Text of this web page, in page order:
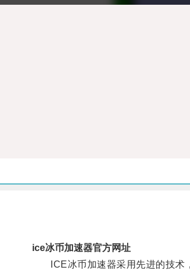
ice冰币加速器官方网址
ICE冰币加速器采用先进的技术，